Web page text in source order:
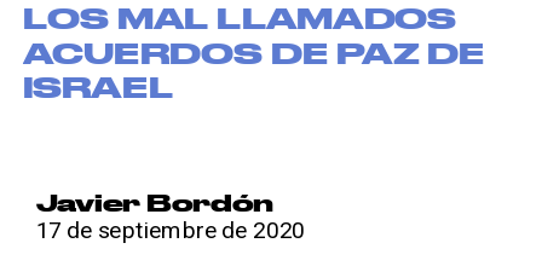
LOS MAL LLAMADOS
ACUERDOS DE PAZ DE
ISRAEL
Javier Bordón
17 de septiembre de 2020